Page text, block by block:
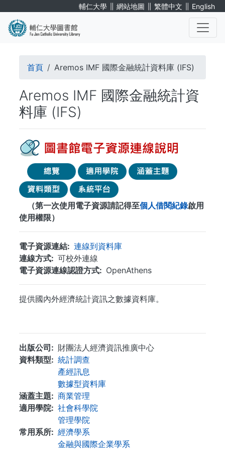
輔仁大學 ∥ 網站地圖 ∥ 繁體中文 ∥ English
導
連
結
首頁 Aremos IMF 國際金融統計資料庫 (IFS)
Aremos IMF 國際金融統計資
料庫 (IFS)
（第一次使用電子資源請記得至個人借閱紀錄啟用
使用權限）
電子資源連結
連線到資料庫
連線方式
可校外連線
電子資源連線認證方式
OpenAthens
提供國內外經濟統計資訊之數據資料庫。
出版公司
財團法人經濟資訊推廣中心
資料類型
統計調查
產經訊息
數據型資料庫
涵蓋主題
商業管理
適用學院
社會科學院
管理學院
常用系所
經濟學系
金融與國際企業學系